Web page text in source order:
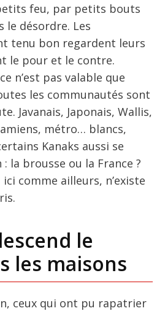
feu, par petits bouts
le désordre. Les
tenu bon regardent leurs
le pour et le contre.
n’est pas valable que
les communautés sont
Javanais, Japonais, Wallis,
métro… blancs,
Kanaks aussi se
la brousse ou la France ?
comme ailleurs, n’existe
le
les maisons
ceux qui ont pu rapatrier